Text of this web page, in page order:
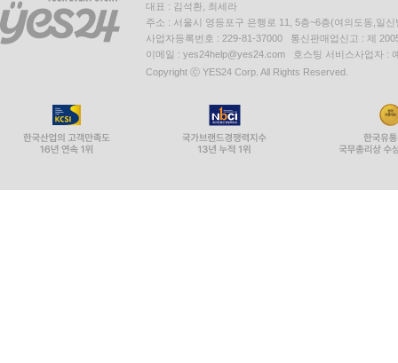
대표 : 김석환, 최세라
주소 : 서울시 영등포구 은행로 11, 5층~6층(여의도동,일신
사업자등록번호 : 229-81-37000 통신판매업신고 : 제
이메일 : yes24help@yes24.com 호스팅 서비스사업자 :
Copyright ⓒ YES24 Corp. All Rights Reserved.